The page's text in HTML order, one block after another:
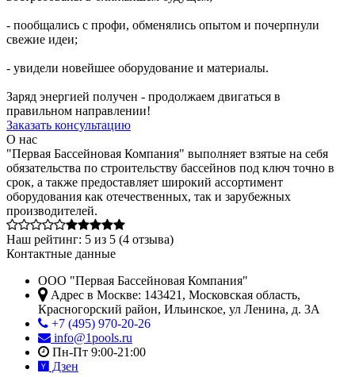
- пообщались с профи, обменялись опытом и почерпнули
свежие идеи;
- увидели новейшее оборудование и материалы.
Заряд энергией получен - продолжаем двигаться в
правильном направлении!
Заказать консультацию
О нас
"Первая Бассейновая Компания" выполняет взятые на себя
обязательства по строительству бассейнов под ключ точно в
срок, а также предоставляет широкий ассортимент
оборудования как отечественных, так и зарубежных
производителей.
Наш рейтинг: 5 из 5 (4 отзыва)
Контактные данные
ООО "Первая Бассейновая Компания"
Адрес в Москве: 143421 , Московская область,
Красногорский район, Ильинское, ул Ленина, д. 3А
+7 (495) 970-20-26
info@1pools.ru
Пн-Пт 9:00-21:00
Дзен